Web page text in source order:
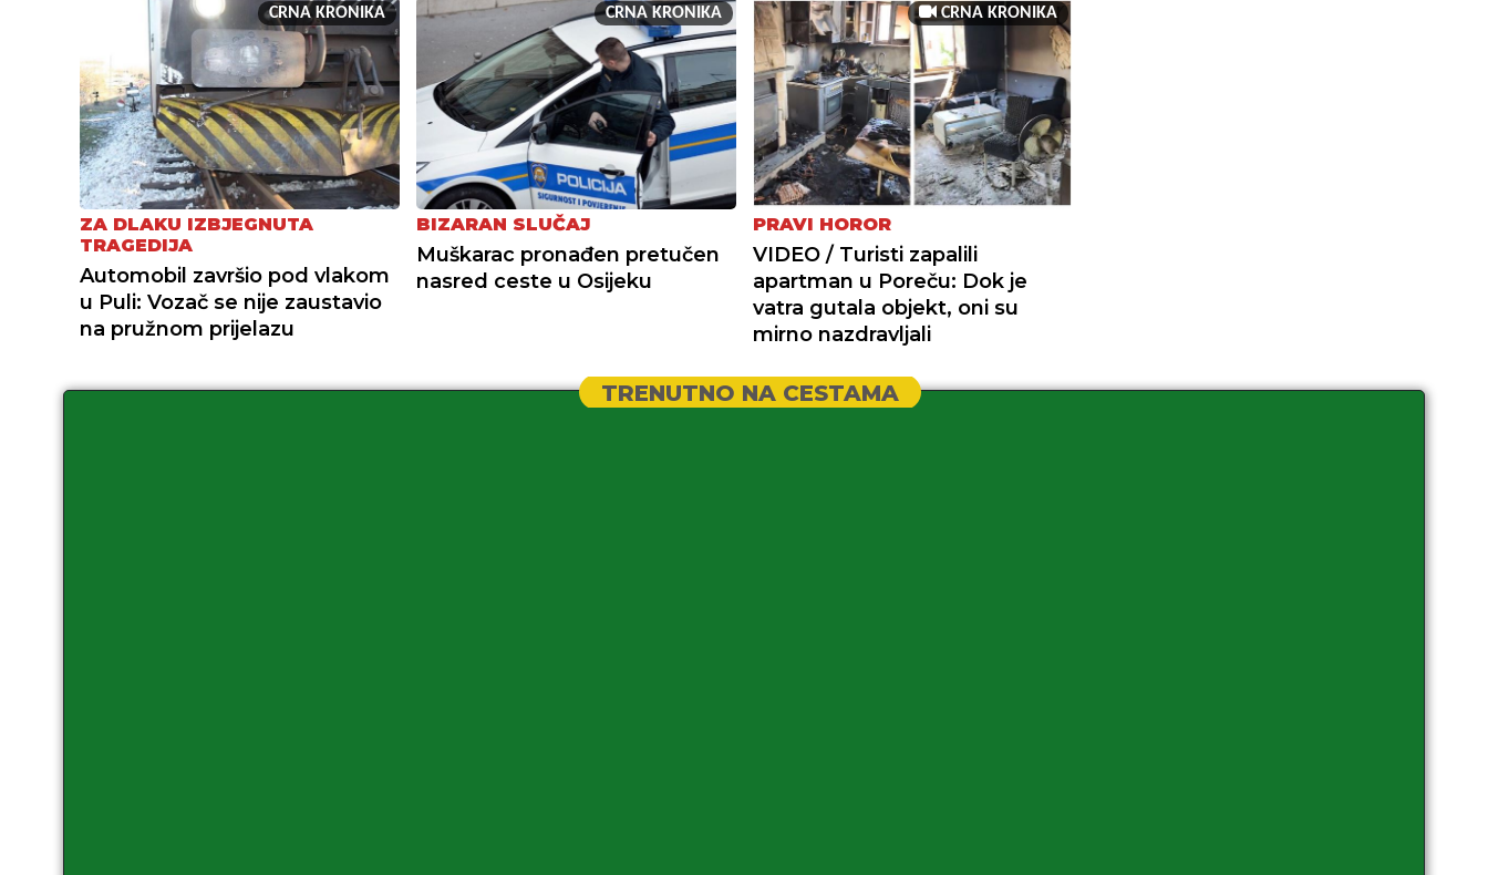
CRNA KRONIKA
ZA DLAKU IZBJEGNUTA
TRAGEDIJA
Automobil završio pod vlakom
u Puli: Vozač se nije zaustavio
na pružnom prijelazu
CRNA KRONIKA
BIZARAN SLUČAJ
Muškarac pronađen pretučen
nasred ceste u Osijeku
CRNA KRONIKA
PRAVI HOROR
VIDEO / Turisti zapalili
apartman u Poreču: Dok je
vatra gutala objekt, oni su
mirno nazdravljali
TRENUTNO NA CESTAMA